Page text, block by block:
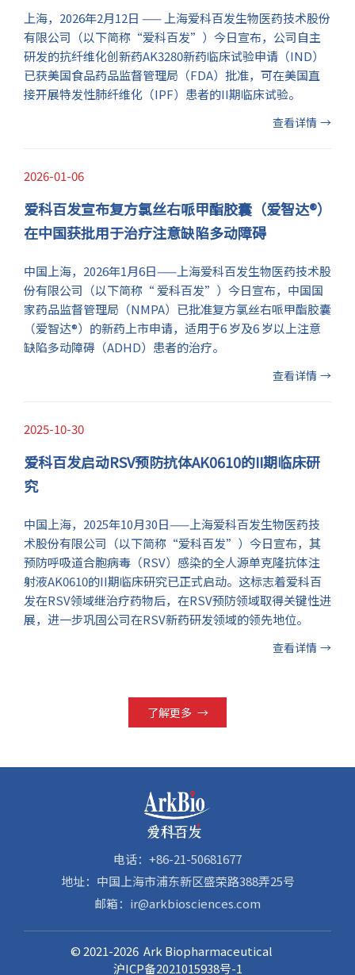
上海，2026年2月12日 —— 上海爱科百发生物医药技术股份
有限公司（以下简称“爱科百发”）今日宣布，公司自主
研发的抗纤维化创新药AK3280新药临床试验申请（IND）
已获美国食品药品监督管理局（FDA）批准，可在美国直
接开展特发性肺纤维化（IPF）患者的II期临床试验。
查看详情 →
2026-01-06
爱科百发宣布复方氯丝右哌甲酯胶囊（爱智达®）
在中国获批用于治疗注意缺陷多动障碍
中国上海，2026年1月6日——上海爱科百发生物医药技术股
份有限公司（以下简称“ 爱科百发”）今日宣布，中国国
家药品监督管理局（NMPA）已批准复方氯丝右哌甲酯胶囊
（爱智达®）的新药上市申请，适用于6 岁及6 岁以上注意
缺陷多动障碍（ADHD）患者的治疗。
查看详情 →
2025-10-30
爱科百发启动RSV预防抗体AK0610的II期临床研
究
​中国上海，2025年10月30日——上海爱科百发生物医药技
术股份有限公司（以下简称“爱科百发”）今日宣布，其
预防呼吸道合胞病毒（RSV）感染的全人源单克隆抗体注
射液AK0610的II期临床研究已正式启动。这标志着爱科百
发在RSV领域继治疗药物后，在RSV预防领域取得关键性进
展，进一步巩固公司在RSV新药研发领域的领先地位。
查看详情 →
了解更多 →
电话：+86-21-50681677
地址：中国上海市浦东新区盛荣路388弄25号
邮箱：ir@arkbiosciences.com
© 2021-2026 Ark Biopharmaceutical
沪ICP备2021015938号-1